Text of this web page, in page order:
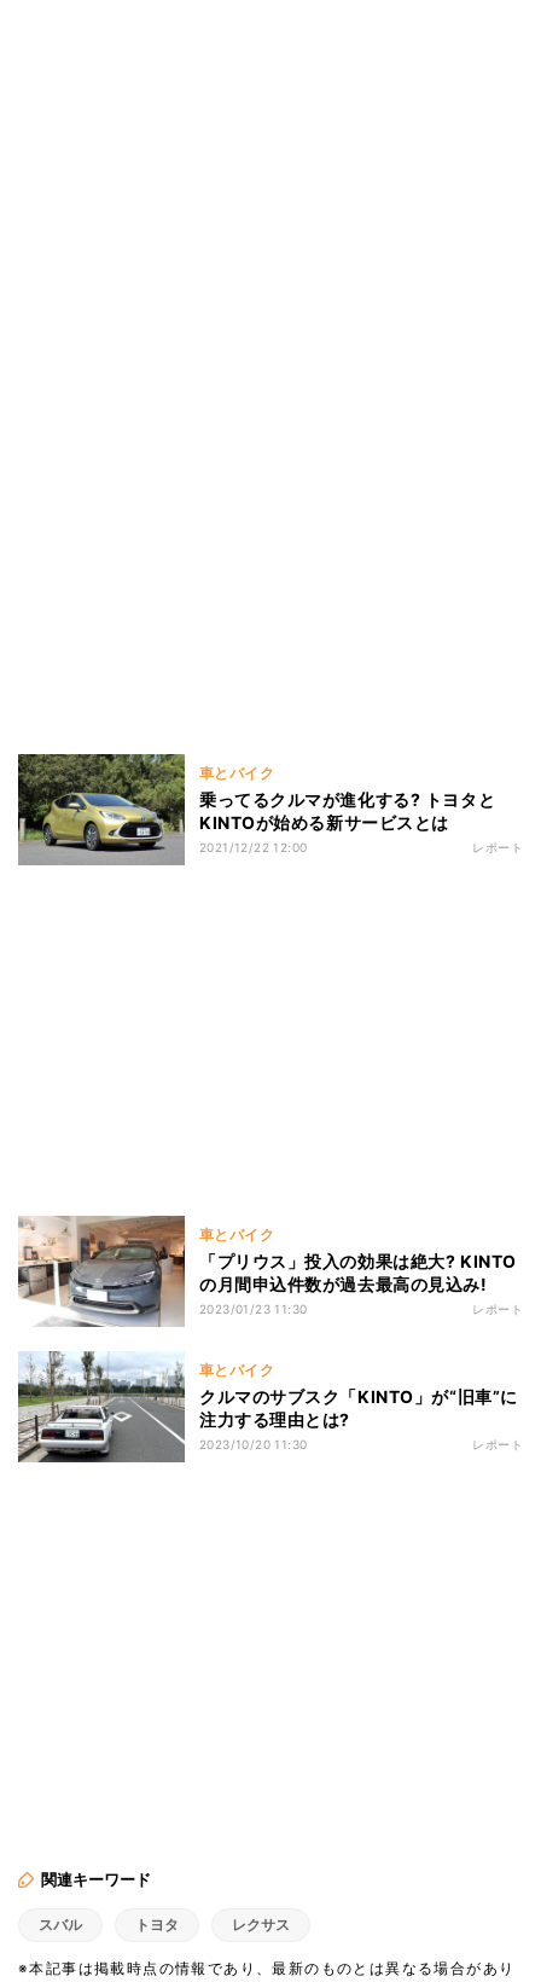
車とバイク
乗ってるクルマが進化する? トヨタと
KINTOが始める新サービスとは
2021/12/22 12:00 レポート
車とバイク
「プリウス」投入の効果は絶大? KINTO
の月間申込件数が過去最高の見込み!
2023/01/23 11:30 レポート
車とバイク
クルマのサブスク「KINTO」が“旧車”に
注力する理由とは?
2023/10/20 11:30 レポート
関連キーワード
スバル トヨタ レクサス
※本記事は掲載時点の情報であり、最新のものとは異なる場合があり